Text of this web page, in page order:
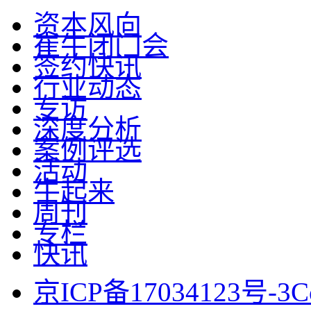
资本风向
崔牛闭门会
签约快讯
行业动态
专访
深度分析
案例评选
活动
牛起来
周刊
专栏
快讯
京ICP备17034123号-3